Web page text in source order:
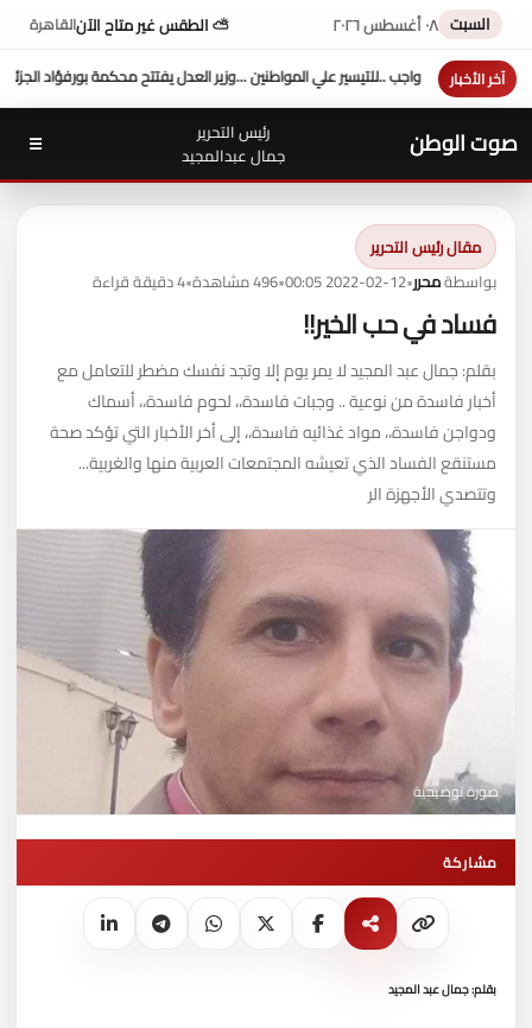
السبت ٠٨ أغسطس ٢٠٢٦ ⛅ الطقس غير متاح الآنالقاهرة
آخر الأخبار
د. طه محمد أبو الشيخ يكتب : أداء وزارة العدلالعدل يفتتح محكمة بورفؤاد الجزئية
صوت الوطن
رئيس التحرير
جمال عبدالمجيد
☰
مقال رئيس التحرير
بواسطةمحرر•
2022-02-12 00:05
•496 مشاهدة •4 دقيقة قراءة
فساد في حب الخير!!
بقلم: جمال عبد المجيد لا يمر يوم إلا وتجد نفسك مضطر للتعامل مع
أخبار فاسدة من نوعية .. وجبات فاسدة،، لحوم فاسدة،، أسماك
ودواجن فاسدة،، مواد غذائيه فاسدة،، إلى أخر الأخبار التي تؤكد صحة
مستنقع الفساد الذي تعيشه المجتمعات العربية منها والغربية...
وتتصدي الأجهزة الر
صورة توضيحية
مشاركة
بقلم: جمال عبد المجيد